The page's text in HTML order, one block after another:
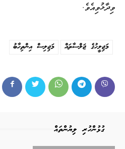
ވިދާޅުވިއެވެ.
މަޖިލިސް އިންތިހާބު މަޖިލީހުގެ ޖަލްސާތައް
ގުޅުންހުރި ލިޔުންތައް